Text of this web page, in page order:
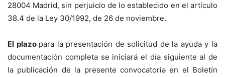
28004 Madrid, sin perjuicio de lo establecido en el artículo
38.4 de la Ley 30/1992, de 26 de noviembre.
El plazo para la presentación de solicitud de la ayuda y la
documentación completa se iniciará el día siguiente al de
la publicación de la presente convocatoria en el Boletín